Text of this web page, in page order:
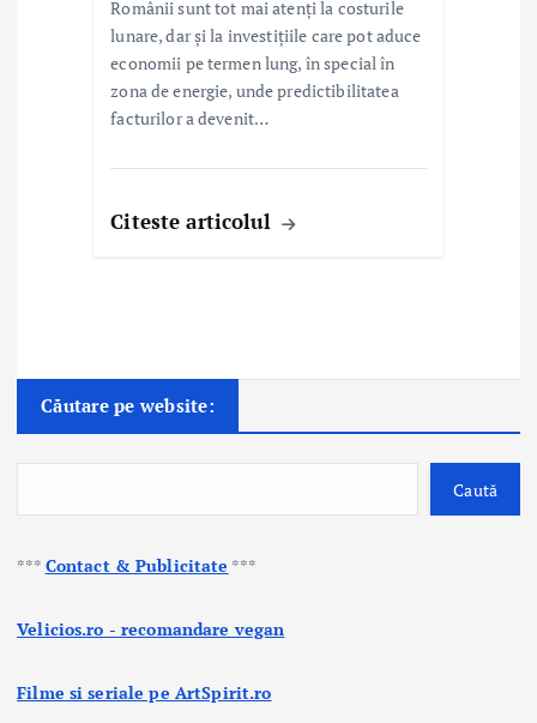
Românii sunt tot mai atenți la costurile
lunare, dar și la investițiile care pot aduce
economii pe termen lung, în special în
zona de energie, unde predictibilitatea
facturilor a devenit…
Citeste articolul
Căutare pe website:
Caută
*** Contact & Publicitate ***
Velicios.ro - recomandare vegan
Filme si seriale pe ArtSpirit.ro